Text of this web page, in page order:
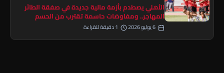
الأهلي يصطدم بأزمة مالية جديدة في صفقة الطائر
المهاجر.. ومفاوضات حاسمة تقترب من الحسم